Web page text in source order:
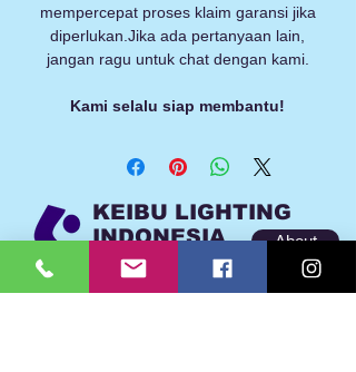
mempercepat proses klaim garansi jika
diperlukan.Jika ada pertanyaan lain,
jangan ragu untuk chat dengan kami.
Kami selalu siap membantu!
KEIBU LIGHTING
INDONESIA
Extra Terang. Pilihan Tepat.
Lighting that makes a difference.
About